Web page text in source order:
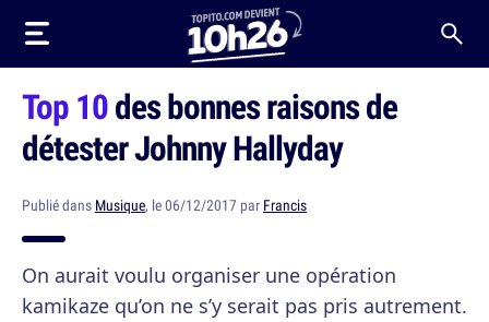
Top 10des bonnes raisons de
détester Johnny Hallyday
Publié dans Musique, le 06/12/2017 par Francis
On aurait voulu organiser une opération
kamikaze qu’on ne s’y serait pas pris autrement.